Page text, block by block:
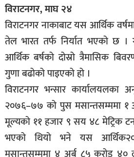
विराटनगर, माघ २४
विराटनगर नाकाबाट यस आर्थिक
तेल भारत तर्फ निर्यात भएको छ
आर्थिक बर्षको दोस्रो त्रैमासिक
गुणा बढोको पाइएको हो ।
विराटनगर भन्सार
२०७६–७७ को पुस मसान्तसम्ममा १
मूल्यको ११ हजार ९ सय ४८ मेट्रिक
भएको थियो भने यस